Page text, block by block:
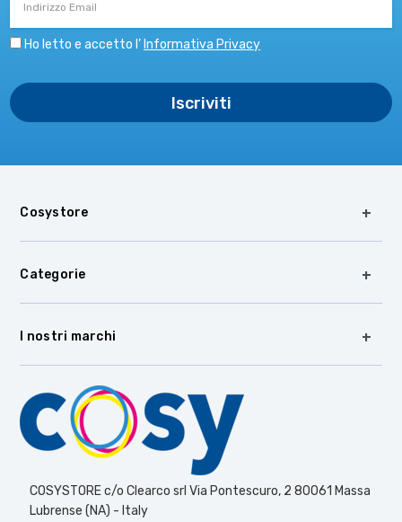
Ho letto e accetto l’ Informativa Privacy
Cosystore
Categorie
I nostri marchi
COSYSTORE c/o Clearco srl Via Pontescuro, 2 80061 Massa
Lubrense (NA) - Italy